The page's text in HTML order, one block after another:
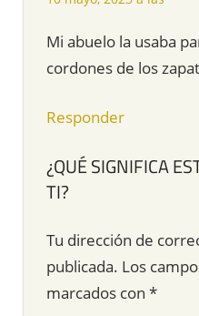
Mi abuelo la usaba
cordones de los
Responder
¿QUÉ SIGNIFICA
TI?
Tu dirección de
publicada. Los
marcados con *